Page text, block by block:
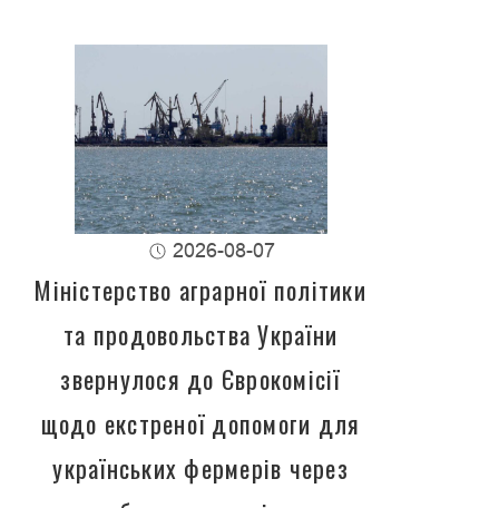
2026-08-07
Міністерство аграрної політики
та продовольства України
звернулося до Єврокомісії
щодо екстреної допомоги для
українських фермерів через